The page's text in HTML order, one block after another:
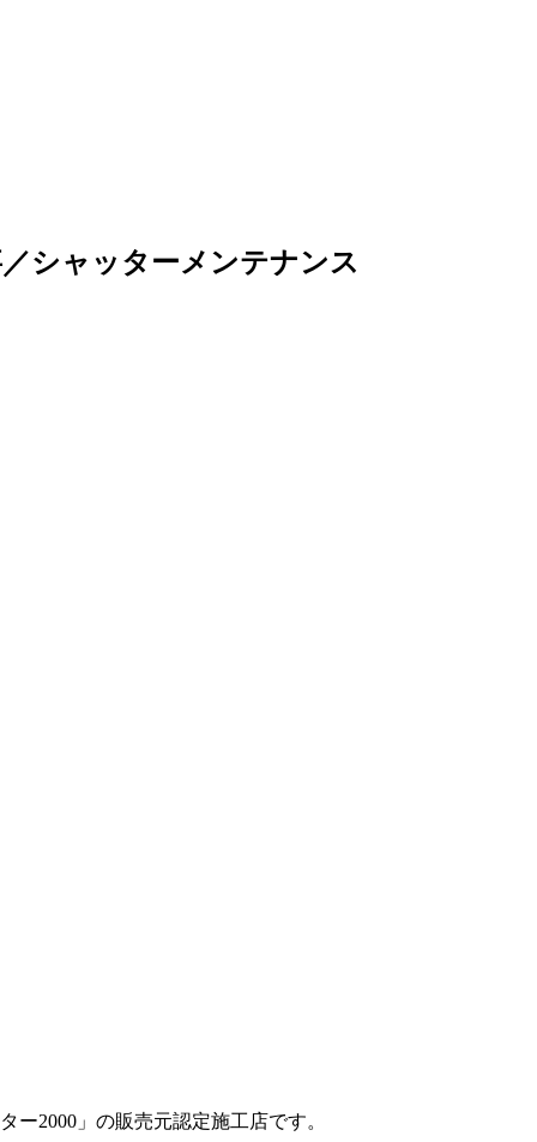
シャッターメンテナンス
2000」の販売元認定施工店です。